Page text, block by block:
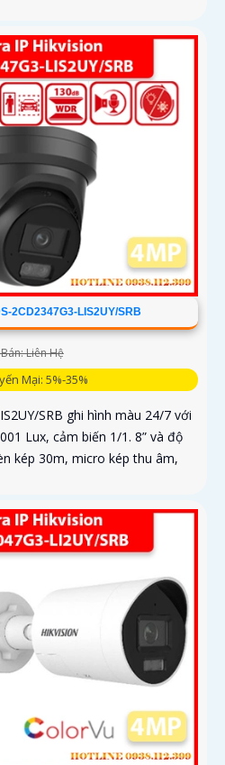
2CD2347G3-LIS2UY/SRB
Liên Hệ
Mại: 5%-35%
SRB ghi hình màu 24/7 với
Lux, cảm biến 1/1. 8” và độ
kép 30m, micro kép thu âm,